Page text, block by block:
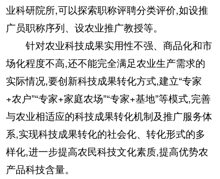
业科研院所,可以探索职称评聘分类评价,如设推
广员职称序列、设农业推广教授等。
针对农业科技成果实用性不强、商品化和市
场化程度不高,还不能完全满足农业生产需求的
实际情况,要创新科技成果转化方式,建立“专家
+农户”“专家+家庭农场”“专家+基地”等模式,完善
与农业相适应的科技成果转化机制及推广服务体
系,实现科技成果转化的社会化、转化形式的多
样化,进一步提高农民科技文化素质,提高优势农
产品科技含量。